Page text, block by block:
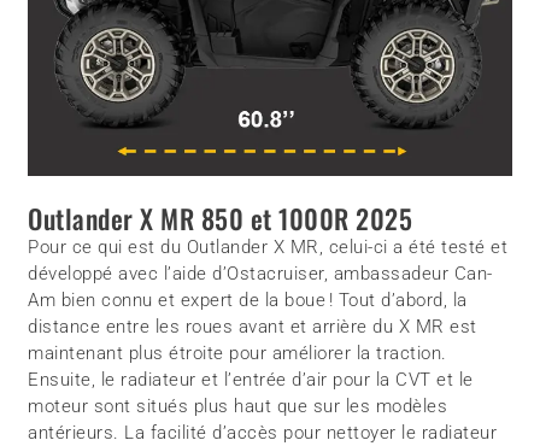
Outlander X MR 850 et 1000R 2025
Pour ce qui est du Outlander X MR, celui-ci a été testé et
développé avec l’aide d’Ostacruiser, ambassadeur Can-
Am bien connu et expert de la boue ! Tout d’abord, la
distance entre les roues avant et arrière du X MR est
maintenant plus étroite pour améliorer la traction.
Ensuite, le radiateur et l’entrée d’air pour la CVT et le
moteur sont situés plus haut que sur les modèles
antérieurs. La facilité d’accès pour nettoyer le radiateur